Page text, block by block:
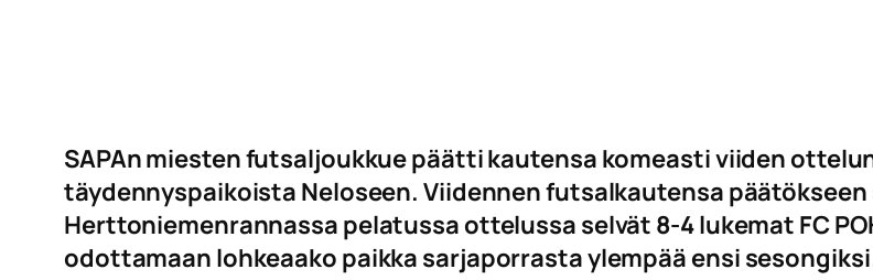
SAPAn miesten futsaljoukkue päätti kautensa komeasti viiden
täydennyspaikoista Neloseen. Viidennen futsalkautensa
Herttoniemenrannassa pelatussa ottelussa selvät 8-4 lukemat FC
odottamaan lohkeaako paikka sarjaporrasta ylempää ensi